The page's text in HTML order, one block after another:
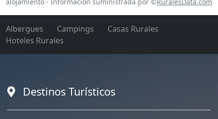
Albergues Campings
Casas Rurales
Hoteles Rurales
Destinos Turísticos